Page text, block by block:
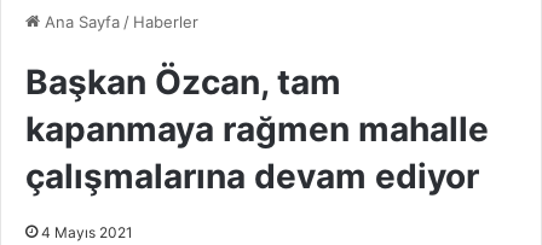
Ana Sayfa / Haberler
Başkan Özcan, tam
kapanmaya rağmen mahalle
çalışmalarına devam ediyor
4 Mayıs 2021